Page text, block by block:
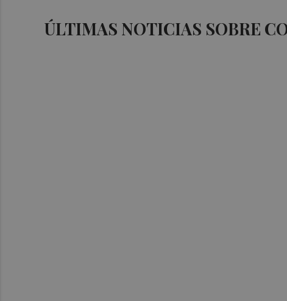
ÚLTIMAS NOTICIAS SOBRE